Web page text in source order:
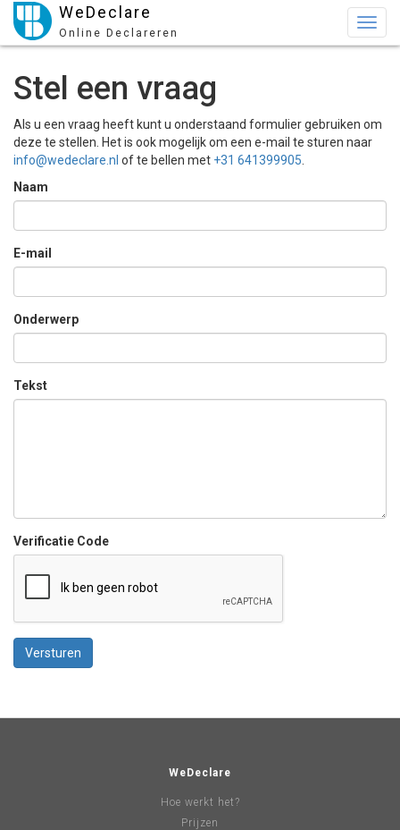
WeDeclare
Online Declareren
Stel een vraag
Als u een vraag heeft kunt u onderstaand formulier gebruiken om
deze te stellen. Het is ook mogelijk om een e-mail te sturen naar
info@wedeclare.nl of te bellen met +31 641399905
Naam
E-mail
Onderwerp
Tekst
Verificatie Code
Versturen
WeDeclare
Hoe werkt het?
Prijzen